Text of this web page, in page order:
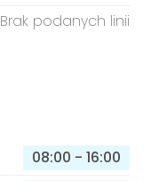
Brak podanych linii
08:00 - 16:00